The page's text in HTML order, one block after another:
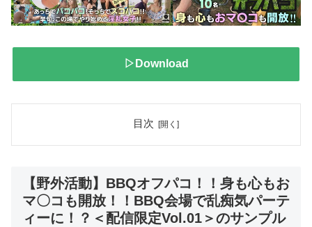
▷Download
目次
【野外活動】BBQオフパコ！！身も心もお
マ〇コも開放！！BBQ会場で乱痴気パーテ
ィーに！？＜配信限定Vol.01＞のサンプル